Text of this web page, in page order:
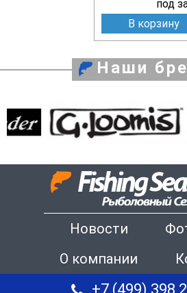
под
В корзину
Наши
Новости
О компании
+7 (499) 398